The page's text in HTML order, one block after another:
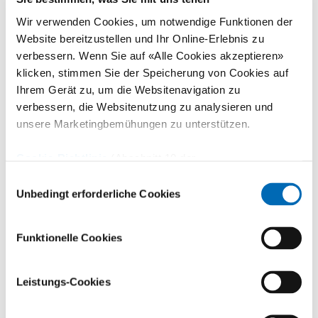
Wir verwenden Cookies, um notwendige Funktionen der
Website bereitzustellen und Ihr Online-Erlebnis zu
verbessern. Wenn Sie auf «Alle Cookies akzeptieren»
klicken, stimmen Sie der Speicherung von Cookies auf
Ihrem Gerät zu, um die Websitenavigation zu
verbessern, die Websitenutzung zu analysieren und
unsere Marketingbemühungen zu unterstützen.
Unbedingt erforderliche Cookies
Funktionelle Cookies
Leistungs-Cookies
Bewegungsapparat gehen gemeinsame Wege. Die
beiden Spitäler schlossen im 2025 einen
entsprechenden Kooperationsvertrag ab.
Patientinnen und Patienten beider Spitäler profitieren
seither von der jeweiligen Expertise des
Kooperationspartners.
Seit dem 1. März 2025 führt die Universitätsklinik
handchirurgischen Eingriffe bei ihren Patientinnen
und Patienten in der Infrastruktur des Ambulanten
Zentrums «Stadtspital Zürich Europaallee» durch. Die